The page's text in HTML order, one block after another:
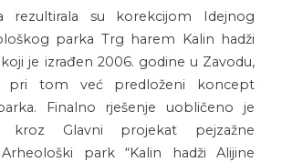
rezultirala su korekcijom Idejnog
parka Trg harem Kalin hadži
je izrađen 2006. godine u Zavodu,
pri tom već predloženi koncept
Finalno rješenje uobličeno je
kroz Glavni projekat pejzažne
park “Kalin hadži Alijine